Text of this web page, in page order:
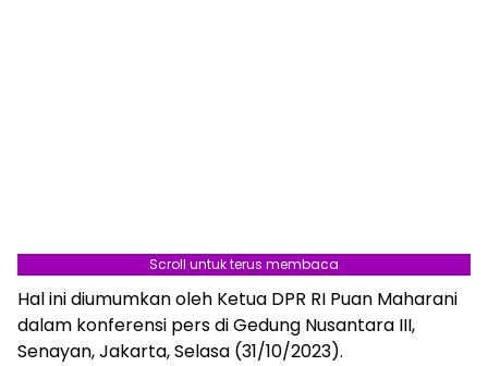
Scroll untuk terus membaca
Hal ini diumumkan oleh Ketua DPR RI Puan Maharani
dalam konferensi pers di Gedung Nusantara III,
Senayan, Jakarta, Selasa (31/10/2023).